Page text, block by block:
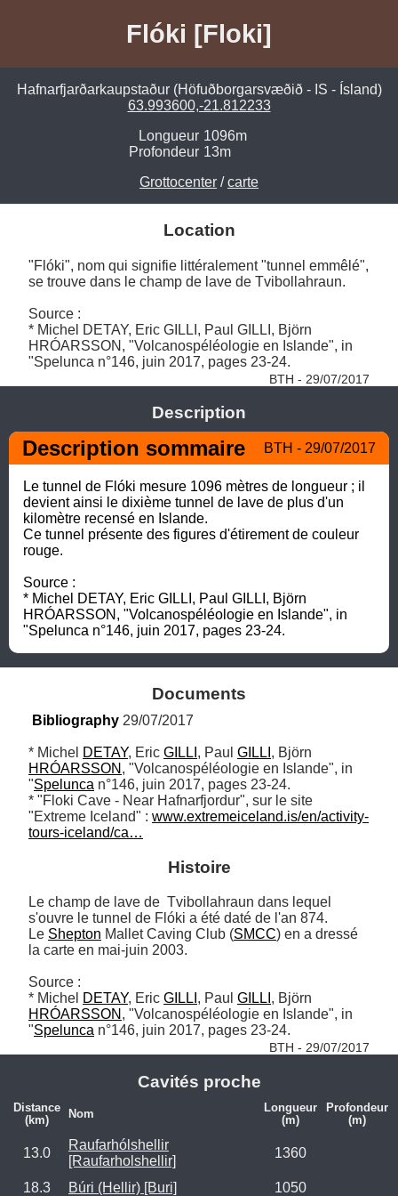
Flóki [Floki]
Hafnarfjarðarkaupstaður (Höfuðborgarsvæðið - IS - Ísland)
63.993600,-21.812233
Longueur 1096m
Profondeur 13m
Grottocenter /carte
Location
"Flóki", nom qui signifie littéralement "tunnel emmêlé",
se trouve dans le champ de lave de Tvibollahraun.
Source :
* Michel DETAY, Eric GILLI, Paul GILLI, Björn
HRÓARSSON, "Volcanospéléologie en Islande", in
"Spelunca n°146, juin 2017, pages 23-24.
BTH - 29/07/2017
Description
Description sommaire BTH - 29/07/2017
Le tunnel de Flóki mesure 1096 mètres de longueur ; il
devient ainsi le dixième tunnel de lave de plus d'un
kilomètre recensé en Islande.
Ce tunnel présente des figures d'étirement de couleur
rouge.
Source :
* Michel DETAY, Eric GILLI, Paul GILLI, Björn
HRÓARSSON, "Volcanospéléologie en Islande", in
"Spelunca n°146, juin 2017, pages 23-24.
Documents
Bibliography 29/07/2017
* Michel DETAY, Eric GILLI , Paul GILLI
HRÓARSSON , "Volcanospéléologie en Islande", in
"Spelunca n°146, juin 2017, pages 23-24.
* "Floki Cave - Near Hafnarfjordur", sur le site
"Extreme Iceland" : www.extremeiceland.is/en/activity-
tours-iceland/ca…
Histoire
Le champ de lave de  Tvibollahraun dans lequel
s'ouvre le tunnel de Flóki a été daté de l'an 874.
Le Shepton Mallet Caving Club (SMCC) en a dressé
la carte en mai-juin 2003.
Source :
* Michel DETAY, Eric GILLI , Paul GILLI
HRÓARSSON , "Volcanospéléologie en Islande", in
"Spelunca n°146, juin 2017, pages 23-24.
BTH - 29/07/2017
Cavités proche
Distance
(km)
Nom
Longueur
(m)
Profondeur
(m)
13.0
Raufarhólshellir
[Raufarholshellir]
1360
18.3 Búri (Hellir) [Buri] 1050